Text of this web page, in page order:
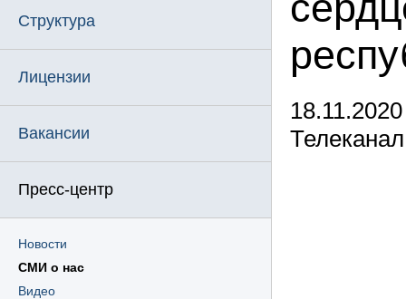
Структура
Лицензии
Вакансии
Пресс-центр
Новости
СМИ о нас
Видео
18.11.2020